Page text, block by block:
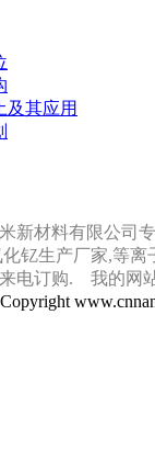
及其应用
新材料有限公司
钇生产厂家,等
电订购. 我的网
Copyright